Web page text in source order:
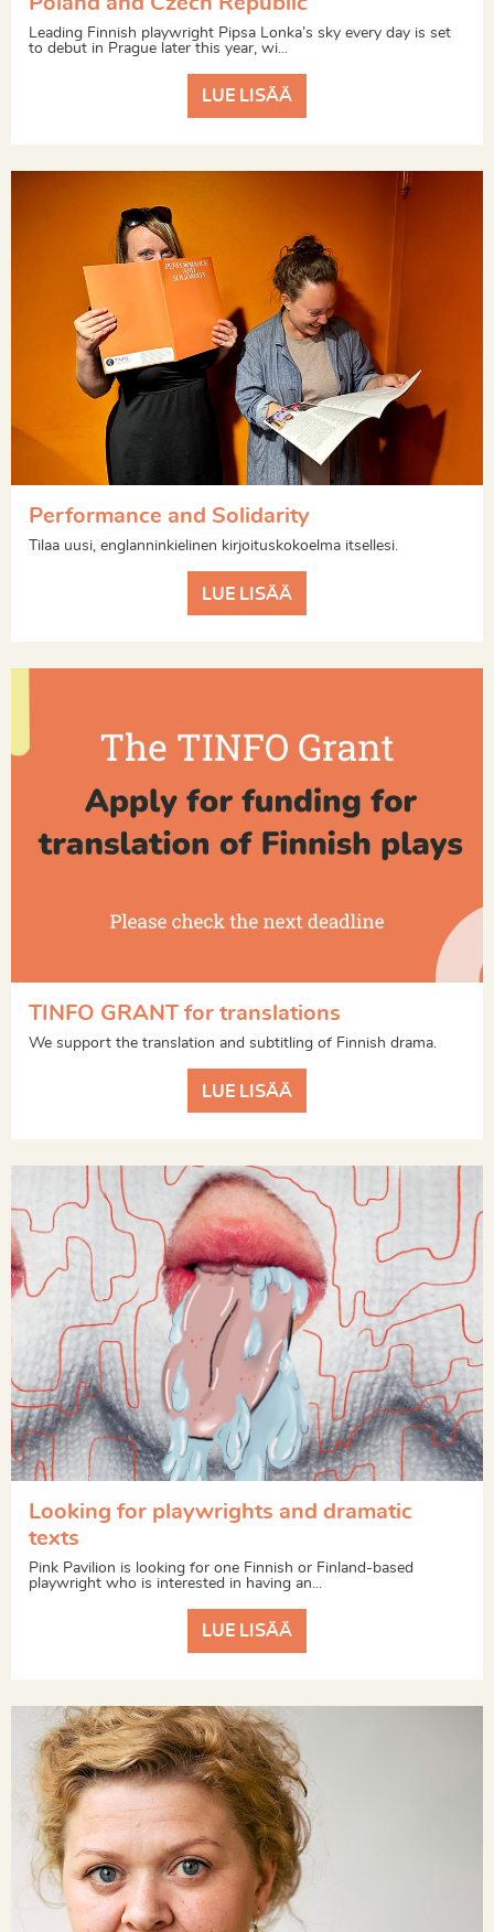
Leading Finnish playwright Pipsa Lonka’s sky every day is set
to debut in Prague later this year, wi...
LUE LISÄÄ
Performance and Solidarity
Tilaa uusi, englanninkielinen kirjoituskokoelma itsellesi.
LUE LISÄÄ
TINFO GRANT for translations
We support the translation and subtitling of Finnish drama.
LUE LISÄÄ
Looking for playwrights and dramatic
texts
Pink Pavilion is looking for one Finnish or Finland-based
playwright who is interested in having an...
LUE LISÄÄ